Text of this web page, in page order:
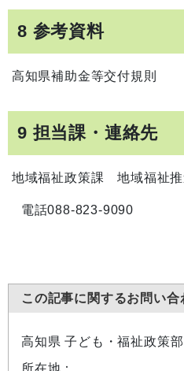
8 参考資料
高知県補助金等交付規則
9 担当課・連絡先
地域福祉政策課 地域福祉推
電話088-823-9090
この記事に関するお問い合
高知県 子ども・福祉政策
所在地：